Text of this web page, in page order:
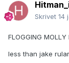
Skrivet 14
FLOGGING
less than jake